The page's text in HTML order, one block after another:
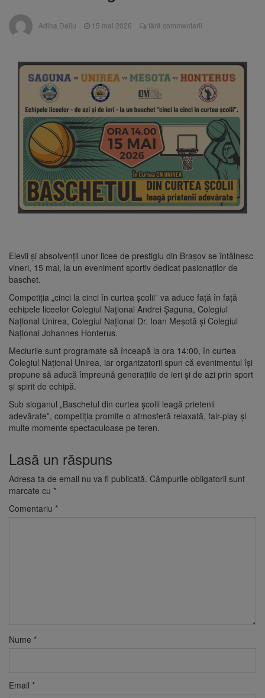
întâmplă cu centralele pe cărbune
6 august 2026
de Senat cu amendamentele PSD și AUR.
Brașov Jazz & Blues Festival. Ediția a 14-a
are loc între 14 și 16 august
6 august 2026
Tun de zăpadă transformat în
perdea de apă, pentru răcorirea
brașovenilor
Adina Deliu 15 mai 2026 fără commentarii
Elevii și absolvenții unor licee de prestigiu din Brașov se întâlnesc
vineri, 15 mai, la un eveniment sportiv dedicat pasionaților de
baschet.
Competiția „cinci la cinci în curtea școlii” va aduce față în față
echipele liceelor Colegiul Național Andrei Șaguna, Colegiul
Național Unirea, Colegiul Național Dr. Ioan Meșotă și Colegiul
Național Johannes Honterus.
Meciurile sunt programate să înceapă la ora 14:00, în curtea
Colegiul Național Unirea, iar organizatorii spun că evenimentul își
propune să aducă împreună generațiile de ieri și de azi prin sport
și spirit de echipă.
Sub sloganul „Baschetul din curtea școlii leagă prietenii
adevărate”, competiția promite o atmosferă relaxată, fair-play și
multe momente spectaculoase pe teren.
Lasă un răspuns
Adresa ta de email nu va fi publicată. Câmpurile obligatorii sunt
marcate cu *
Comentariu *
Nume *
Email *